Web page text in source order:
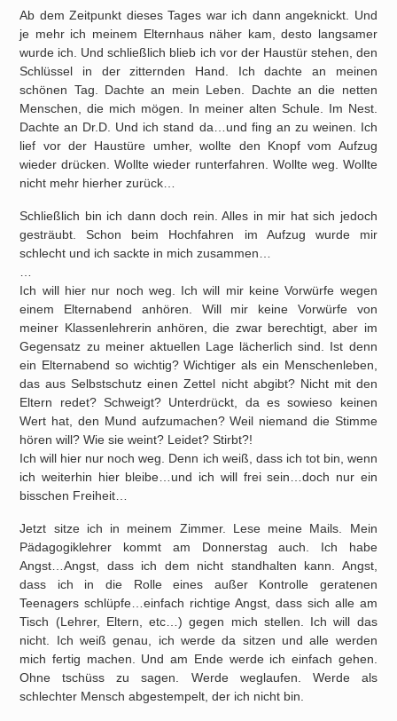
Ab dem Zeitpunkt dieses Tages war ich dann angeknickt. Und
je mehr ich meinem Elternhaus näher kam, desto langsamer
wurde ich. Und schließlich blieb ich vor der Haustür stehen, den
Schlüssel in der zitternden Hand. Ich dachte an meinen
schönen Tag. Dachte an mein Leben. Dachte an die netten
Menschen, die mich mögen. In meiner alten Schule. Im Nest.
Dachte an Dr.D. Und ich stand da…und fing an zu weinen. Ich
lief vor der Haustüre umher, wollte den Knopf vom Aufzug
wieder drücken. Wollte wieder runterfahren. Wollte weg. Wollte
nicht mehr hierher zurück…
Schließlich bin ich dann doch rein. Alles in mir hat sich jedoch
gesträubt. Schon beim Hochfahren im Aufzug wurde mir
schlecht und ich sackte in mich zusammen…
Ich will hier nur noch weg. Ich will mir keine Vorwürfe wegen
einem Elternabend anhören. Will mir keine Vorwürfe von
meiner Klassenlehrerin anhören, die zwar berechtigt, aber im
Gegensatz zu meiner aktuellen Lage lächerlich sind. Ist denn
ein Elternabend so wichtig? Wichtiger als ein Menschenleben,
das aus Selbstschutz einen Zettel nicht abgibt? Nicht mit den
Eltern redet? Schweigt? Unterdrückt, da es sowieso keinen
Wert hat, den Mund aufzumachen? Weil niemand die Stimme
hören will? Wie sie weint? Leidet? Stirbt?!
Ich will hier nur noch weg. Denn ich weiß, dass ich tot bin, wenn
ich weiterhin hier bleibe…und ich will frei sein…doch nur ein
bisschen Freiheit…
Jetzt sitze ich in meinem Zimmer. Lese meine Mails. Mein
Pädagogiklehrer kommt am Donnerstag auch. Ich habe
Angst…Angst, dass ich dem nicht standhalten kann. Angst,
dass ich in die Rolle eines außer Kontrolle geratenen
Teenagers schlüpfe…einfach richtige Angst, dass sich alle am
Tisch (Lehrer, Eltern, etc…) gegen mich stellen. Ich will das
nicht. Ich weiß genau, ich werde da sitzen und alle werden
mich fertig machen. Und am Ende werde ich einfach gehen.
Ohne tschüss zu sagen. Werde weglaufen. Werde als
schlechter Mensch abgestempelt, der ich nicht bin.